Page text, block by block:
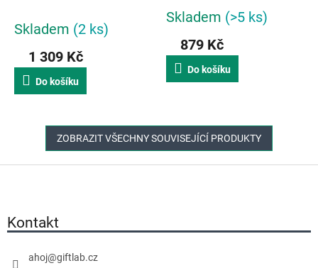
Skladem (2 ks)
1 309 Kč
Do košíku
Flex | bílý/šedý
Průměrné
produktu
je
5,0
z
Skladem (>5 ks)
879 Kč
Do košíku
ZOBRAZIT VŠECHNY SOUVISEJÍCÍ PRODUKTY
Kontakt
ahoj@giftlab.cz